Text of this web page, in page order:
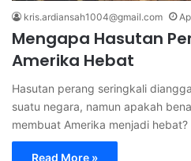
kris.ardiansah1004@gmail.com
Mengapa Hasutan
Amerika Hebat
Hasutan perang seringkali
suatu negara, namun apakah
membuat Amerika menjadi
Read More »